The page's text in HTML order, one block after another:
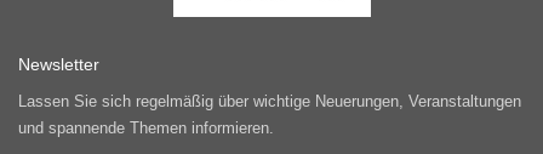
Newsletter
Lassen Sie sich regelmäßig über wichtige Neuerungen, Veranstaltungen
und spannende Themen informieren.